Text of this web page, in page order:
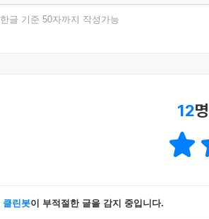
한글 기준 50자까지 작성가능
12
클린봇이 부적절한 글을 감지 중입니다.